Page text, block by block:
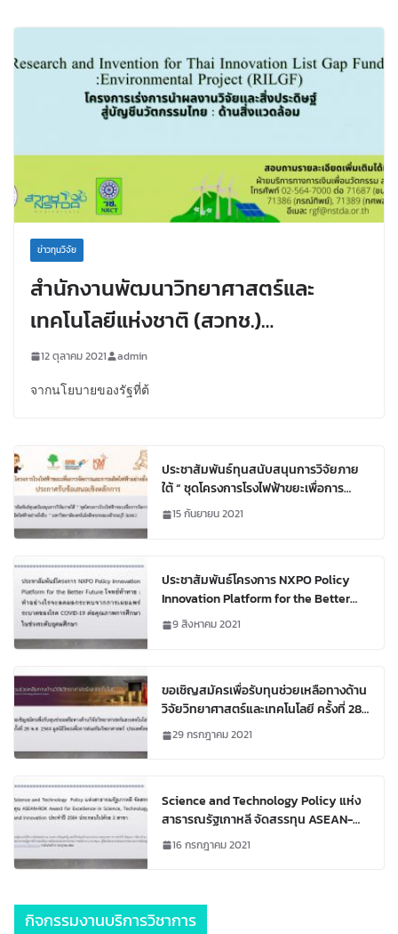
ข่าวทุนวิจัย
สำนักงานพัฒนาวิทยาศาสตร์และ
เทคโนโลยีแห่งชาติ (สวทช.)
ประชาสัมพันธ์…เปิดรับข้อเสนอโครงการ
เร่งการนำผลงานวิจัยและสิ่งประดิษฐ์สู่
12 ตุลาคม 2021 admin
จากนโยบายของรัฐที่ต้
ประชาสัมพันธ์ทุนสนับสนุนการวิจัยภาย
ใต้ “ ชุดโครงการโรงไฟฟ้าขยะเพื่อการ
จัดการและการผลิตไฟฟ้าอย่างยั่งยืน ”
15 กันยายน 2021
ประชาสัมพันธ์โครงการ NXPO Policy
Innovation Platform for the Better
Future โจทย์ท้าทาย : ทำอย่างไรจะลดผลก
9 สิงหาคม 2021
ขอเชิญสมัครเพื่อรับทุนช่วยเหลือทางด้าน
วิจัยวิทยาศาสตร์และเทคโนโลยี ครั้งที่ 28
พ.ศ. 2564 มูลนิธิโทเรเพื่อการส่งเสริม
วิทยาศาสตร์ ประเทศไทย (TTSF)
29 กรกฎาคม 2021
Science and Technology Policy แห่ง
สาธารณรัฐเกาหลี จัดสรรทุน ASEAN-
ROK Award for Excellence in Science,
Technology and Innovation ประจำปี
16 กรกฎาคม 2021
กิจกรรมงานบริการวิชาการ